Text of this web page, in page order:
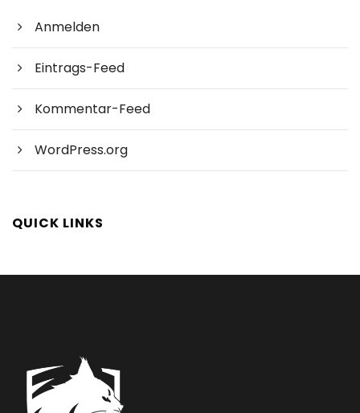
Anmelden
Eintrags-Feed
Kommentar-Feed
WordPress.org
QUICK LINKS